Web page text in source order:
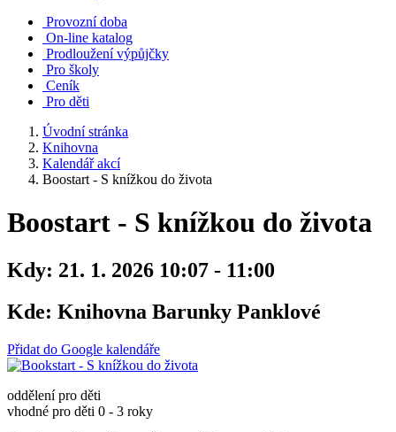
Provozní doba
On-line katalog
Prodloužení výpůjčky
Pro školy
Ceník
Pro děti
Úvodní stránka
Knihovna
Kalendář akcí
Boostart - S knížkou do života
Boostart - S knížkou do života
Kdy: 21. 1. 2026 10:07 - 11:00
Kde: Knihovna Barunky Panklové
Přidat do Google kalendáře
oddělení pro děti
vhodné pro děti 0 - 3 roky